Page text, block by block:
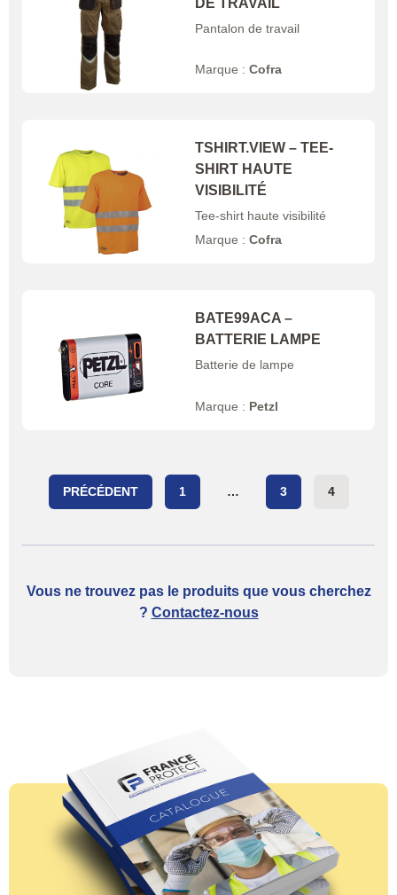
DE TRAVAIL
Pantalon de travail
Marque :Cofra
TSHIRT.VIEW – TEE-
SHIRT HAUTE
VISIBILITÉ
Tee-shirt haute visibilité
Marque :Cofra
BATE99ACA –
BATTERIE LAMPE
Batterie de lampe
Marque : Petzl
Posts
PRÉCÉDENT 1 … 3 4
Vous ne trouvez pas le produits que vous cherchez
? Contactez-nous